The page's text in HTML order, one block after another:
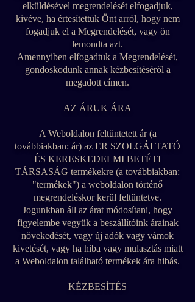
elküldésével megrendelését elfogadjuk,
kivéve, ha értesítettük Önt arról, hogy nem
fogadjuk el a Megrendelését, vagy ön
lemondta azt.
Amennyiben elfogadtuk a Megrendelését,
gondoskodunk annak kézbesítéséről a
megadott címen.
AZ ÁRUK ÁRA
A Weboldalon feltüntetett ár (a
továbbiakban: ár) az ER SZOLGÁLTATÓ
ÉS KERESKEDELMI BETÉTI
TÁRSASÁG termékekre (a továbbiakban:
"termékek") a weboldalon történő
megrendeléskor kerül feltüntetve.
Jogunkban áll az árat módosítani, hogy
figyelembe vegyük a beszállítóink árainak
növekedését, vagy új adók vagy vámok
kivetését, vagy ha hiba vagy mulasztás miatt
a Weboldalon található termékek ára hibás.
KÉZBESÍTÉS